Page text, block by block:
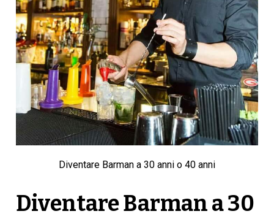
Diventare Barman a 30 anni o 40 anni
Diventare Barman a 30